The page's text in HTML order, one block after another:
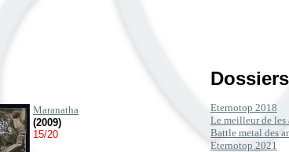
Maranatha
(2009)
15/20
Eternotop 2018
Le meilleur de les
Battle metal des
Eternotop 2021